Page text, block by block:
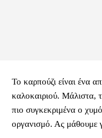
Το καρπούζι είναι ένα
καλοκαιριού. Μάλιστα,
πιο συγκεκριμένα ο
οργανισμό. Ας μάθουμε